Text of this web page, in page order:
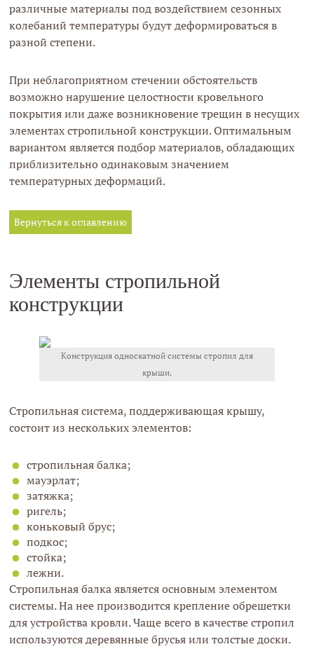
различные материалы под воздействием сезонных
колебаний температуры будут деформироваться в
разной степени.
При неблагоприятном стечении обстоятельств
возможно нарушение целостности кровельного
покрытия или даже возникновение трещин в несущих
элементах стропильной конструкции. Оптимальным
вариантом является подбор материалов, обладающих
приблизительно одинаковым значением
температурных деформаций.
Вернуться к оглавлению
Элементы стропильной
конструкции
Конструкция односкатной системы стропил для
крыши.
Стропильная система, поддерживающая крышу,
состоит из нескольких элементов:
стропильная балка;
мауэрлат;
затяжка;
ригель;
коньковый брус;
подкос;
стойка;
лежни.
Стропильная балка является основным элементом
системы. На нее производится крепление обрешетки
для устройства кровли. Чаще всего в качестве стропил
используются деревянные брусья или толстые доски.